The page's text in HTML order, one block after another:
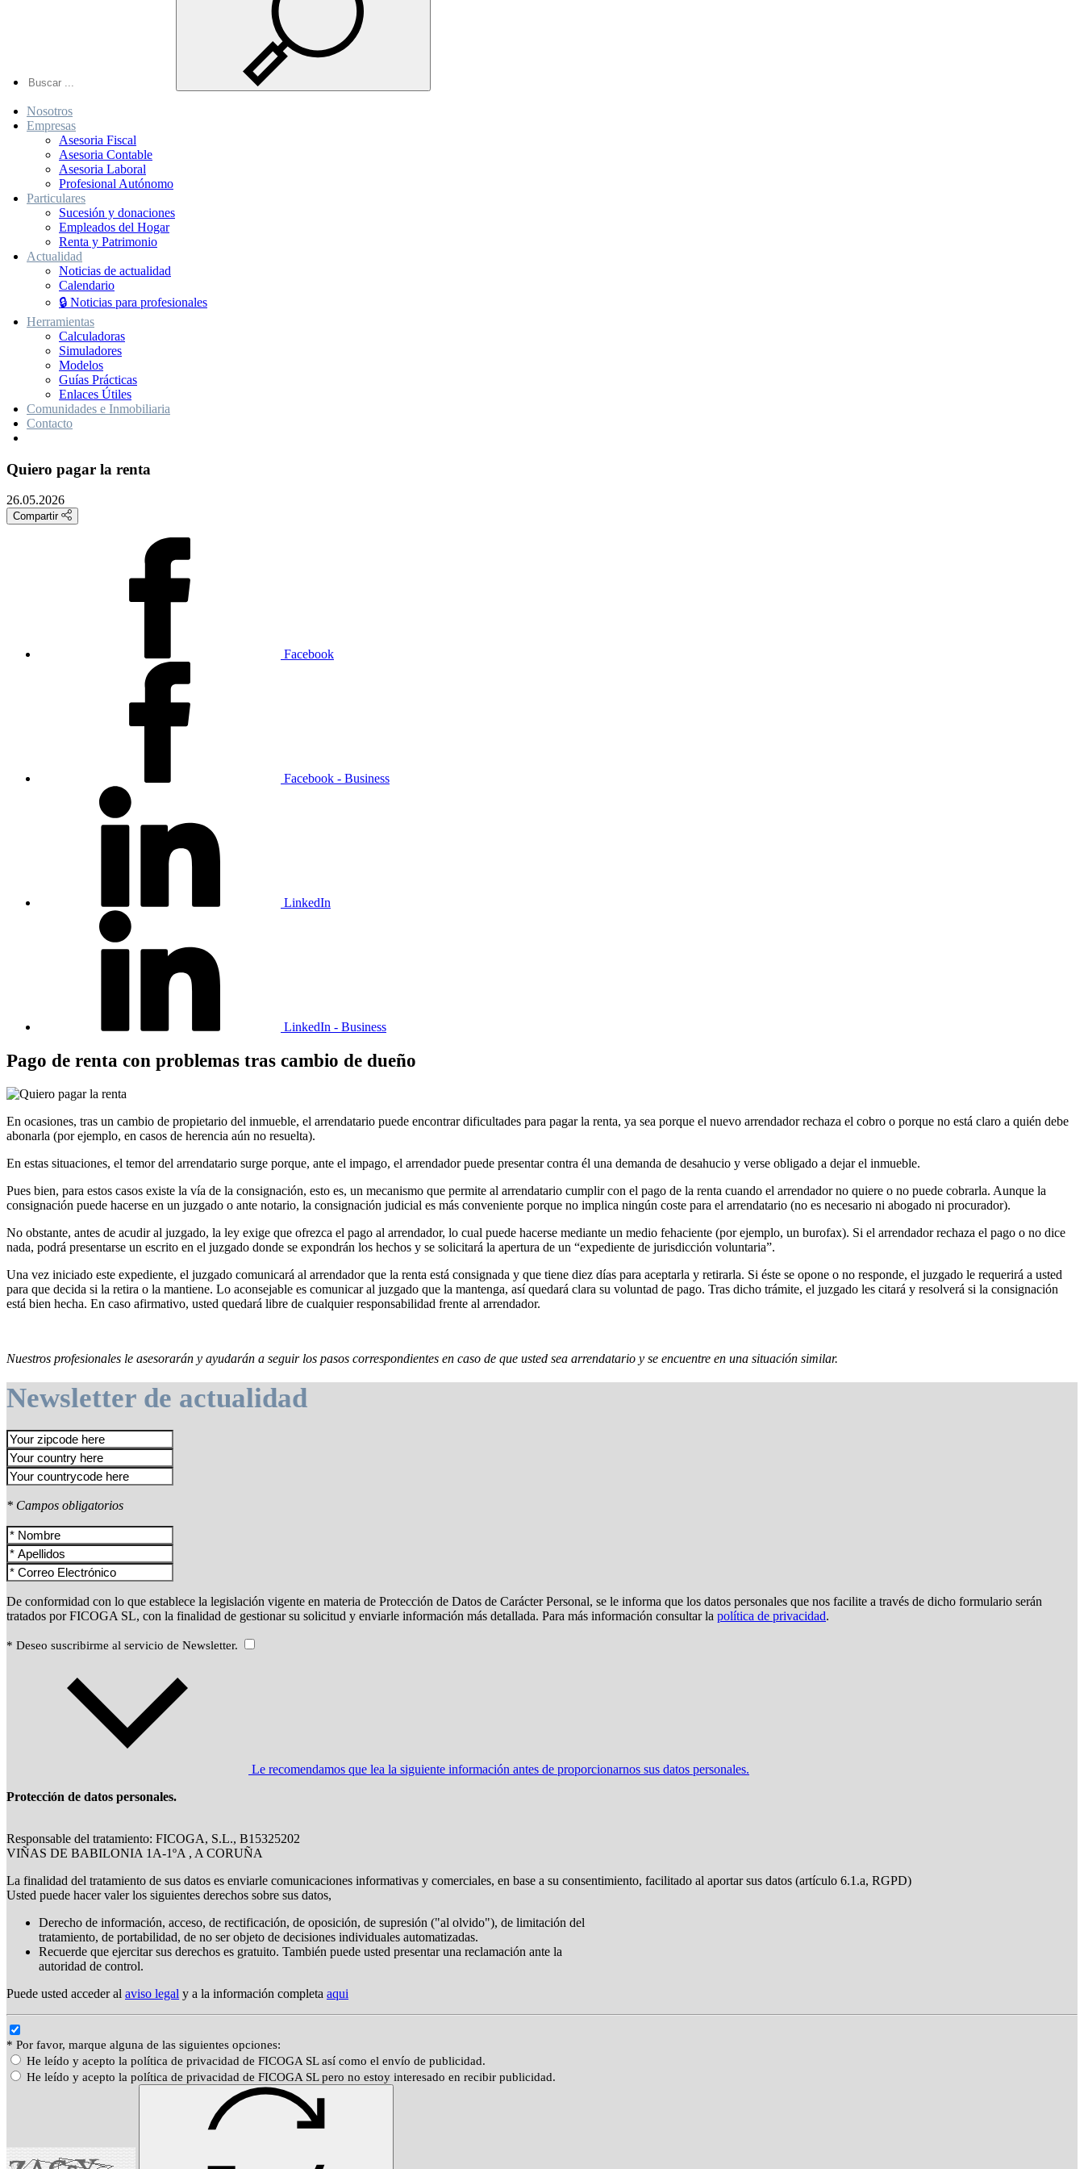
Nosotros
Empresas
Asesoria Fiscal
Asesoria Contable
Asesoria Laboral
Profesional Autónomo
Particulares
Sucesión y donaciones
Empleados del Hogar
Renta y Patrimonio
Actualidad
Noticias de actualidad
Calendario
🔒 Noticias para profesionales
Herramientas
Calculadoras
Simuladores
Modelos
Guías Prácticas
Enlaces Útiles
Comunidades e Inmobiliaria
Contacto
Quiero pagar la renta
26.05.2026
Compartir
Facebook
Facebook - Business
LinkedIn
LinkedIn - Business
Pago de renta con problemas tras cambio de dueño
En ocasiones, tras un cambio de propietario del inmueble, el arrendatario puede encontrar dificultades para pagar la renta, ya sea porque el nuevo arrendador rechaza el cobro o porque no está claro a quién debe
abonarla (por ejemplo, en casos de herencia aún no resuelta).
En estas situaciones, el temor del arrendatario surge porque, ante el impago, el arrendador puede presentar contra él una demanda de desahucio y verse obligado a dejar el inmueble.
Pues bien, para estos casos existe la vía de la consignación, esto es, un mecanismo que permite al arrendatario cumplir con el pago de la renta cuando el arrendador no quiere o no puede cobrarla. Aunque la
consignación puede hacerse en un juzgado o ante notario, la consignación judicial es más conveniente porque no implica ningún coste para el arrendatario (no es necesario ni abogado ni procurador).
No obstante, antes de acudir al juzgado, la ley exige que ofrezca el pago al arrendador, lo cual puede hacerse mediante un medio fehaciente (por ejemplo, un burofax). Si el arrendador rechaza el pago o no dice
nada, podrá presentarse un escrito en el juzgado donde se expondrán los hechos y se solicitará la apertura de un “expediente de jurisdicción voluntaria”.
Una vez iniciado este expediente, el juzgado comunicará al arrendador que la renta está consignada y que tiene diez días para aceptarla y retirarla. Si éste se opone o no responde, el juzgado le requerirá a usted
para que decida si la retira o la mantiene. Lo aconsejable es comunicar al juzgado que la mantenga, así quedará clara su voluntad de pago. Tras dicho trámite, el juzgado les citará y resolverá si la consignación
está bien hecha. En caso afirmativo, usted quedará libre de cualquier responsabilidad frente al arrendador.
Nuestros profesionales le asesorarán y ayudarán a seguir los pasos correspondientes en caso de que usted sea arrendatario y se encuentre en una situación similar.
Newsletter de actualidad
* Campos obligatorios
De conformidad con lo que establece la legislación vigente en materia de Protección de Datos de Carácter Personal, se le informa que los datos personales que nos facilite a través de dicho formulario serán
tratados por FICOGA SL, con la finalidad de gestionar su solicitud y enviarle información más detallada. Para más información consultar la política de privacidad.
* Deseo suscribirme al servicio de Newsletter.
Le recomendamos que lea la siguiente información antes de proporcionarnos sus datos personales.
Protección de datos personales.
Responsable del tratamiento: FICOGA, S.L., B15325202
VIÑAS DE BABILONIA 1A-1ºA , A CORUÑA
La finalidad del tratamiento de sus datos es enviarle comunicaciones informativas y comerciales, en base a su consentimiento, facilitado al aportar sus datos (artículo 6.1.a, RGPD)
Usted puede hacer valer los siguientes derechos sobre sus datos,
Derecho de información, acceso, de rectificación, de oposición, de supresión ("al olvido"), de limitación del
tratamiento, de portabilidad, de no ser objeto de decisiones individuales automatizadas.
Recuerde que ejercitar sus derechos es gratuito. También puede usted presentar una reclamación ante la
autoridad de control.
Puede usted acceder al aviso legal y a la información completa aqui
* Por favor, marque alguna de las siguientes opciones:
He leído y acepto la política de privacidad de FICOGA SL así como el envío de publicidad.
He leído y acepto la política de privacidad de FICOGA SL pero no estoy interesado en recibir publicidad.